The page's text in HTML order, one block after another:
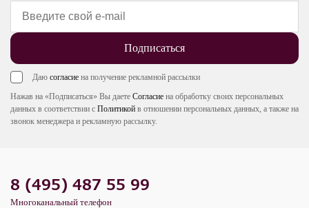
Подписаться
Даю согласие на получение рекламной рассылки
Нажав на «Подписаться» Вы даете Согласие на обработку своих персональных
данных в соответствии с Политикой в отношении персональных данных, а также на
звонок менеджера и рекламную рассылку.
8 (495) 487 55 99
Многоканальный телефон